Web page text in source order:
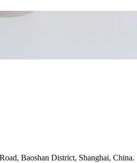
Baoshan District, Shanghai, China.